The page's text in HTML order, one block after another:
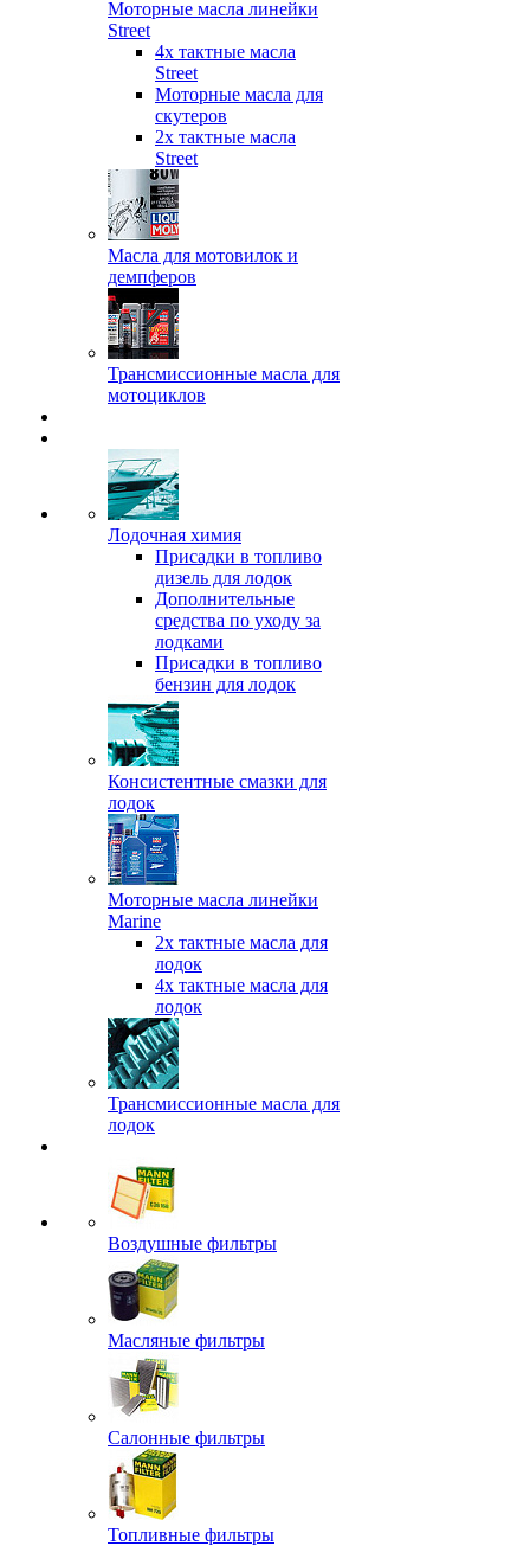
Моторные масла линейки
Street
4х тактные масла
Street
Моторные масла для
скутеров
2х тактные масла
Street
Масла для мотовилок и
демпферов
Трансмиссионные масла для
мотоциклов
Лодочная химия
Присадки в топливо
дизель для лодок
Дополнительные
средства по уходу за
лодками
Присадки в топливо
бензин для лодок
Консистентные смазки для
лодок
Моторные масла линейки
Marine
2х тактные масла для
лодок
4х тактные масла для
лодок
Трансмиссионные масла для
лодок
Воздушные фильтры
Масляные фильтры
Салонные фильтры
Топливные фильтры